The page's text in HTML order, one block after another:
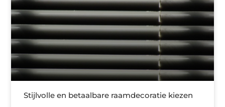
Stijlvolle en betaalbare raamdecoratie kiezen